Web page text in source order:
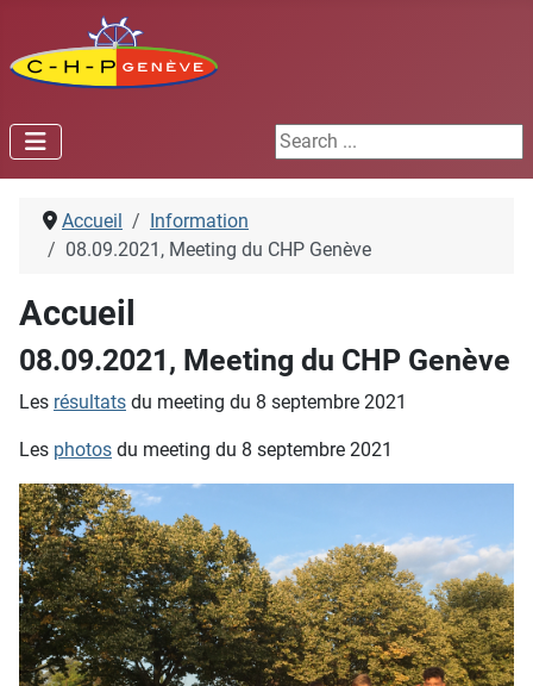
Search ...
Accueil
Information
08.09.2021, Meeting du CHP Genève
Accueil
08.09.2021, Meeting du CHP Genève
Les résultats du meeting du 8 septembre 2021
Les photos du meeting du 8 septembre 2021